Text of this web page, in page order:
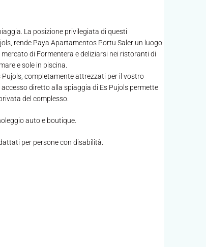
La posizione privilegiata di questi
rende Paya Apartamentos Portu Saler un luogo
di Formentera e deliziarsi nei ristoranti di
e sole in piscina.
completamente attrezzati per il vostro
diretto alla spiaggia di Es Pujols permette
del complesso.
auto e boutique.
per persone con disabilità.